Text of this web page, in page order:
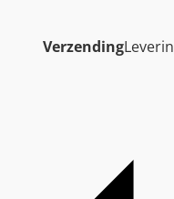
Verzending